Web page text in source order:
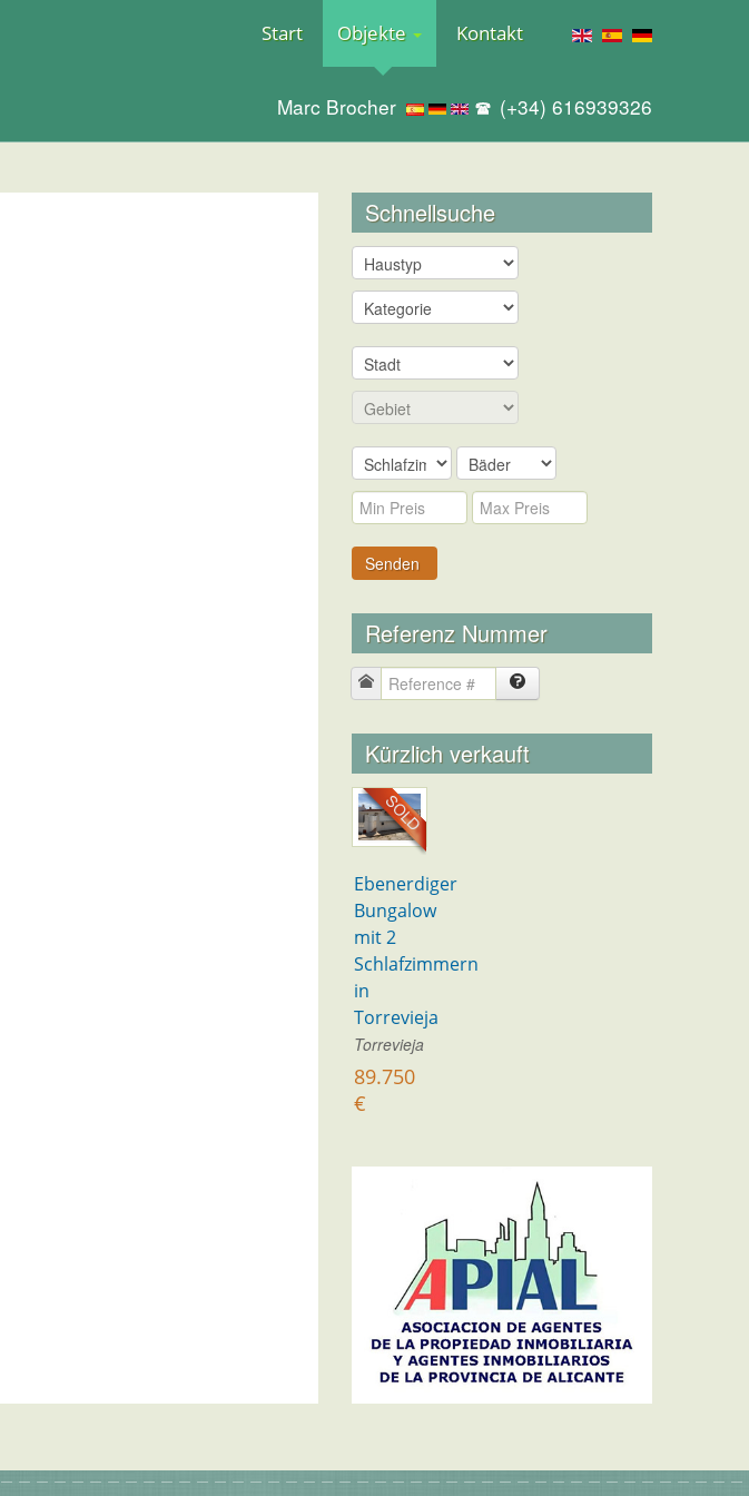
Marc Brocher (+34) 616939326
Start Objekte Kontakt
Schnellsuche
Senden
Referenz Nummer
Kürzlich verkauft
Ebenerdiger
Bungalow
mit 2
Schlafzimmern
in
Torrevieja
Torrevieja
89.750
€